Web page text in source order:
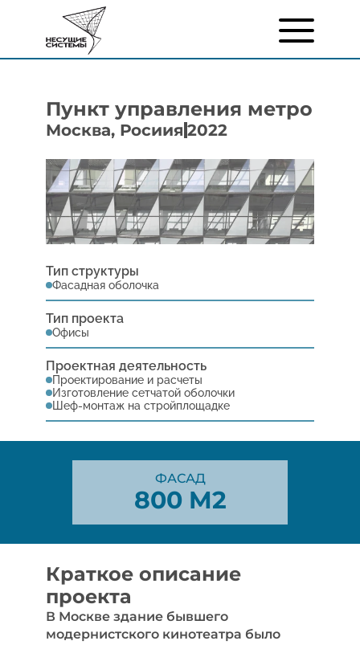
ENGARРУС
ПРОЕКТЫ
УСЛУГИ
О НАС
КОНТАКТЫ
Пункт управления метро
Москва, Росиия 2022
Тип структуры
Фасадная оболочка
Тип проекта
Офисы
Проектная деятельность
Проектирование и расчеты
Изготовление сетчатой оболочки
Шеф-монтаж на стройплощадке
ФАСАД
800 M2
Краткое описание
проекта
В Москве здание бывшего
модернистского кинотеатра было